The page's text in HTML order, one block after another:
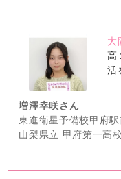
no
image
大
高
活
増澤幸咲さん
東進衛星予備校甲府
山梨県立 甲府第一高校